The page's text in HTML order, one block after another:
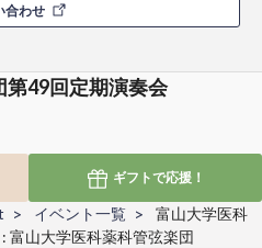
合わせ
49回定期演奏会
ギフトで応援！
イベント一覧
富山大学医科
富山大学医科薬科管弦楽団